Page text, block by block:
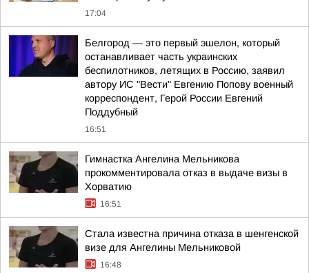
17:04
Белгород — это первый эшелон, который
останавливает часть украинских
беспилотников, летящих в Россию, заявил
автору ИС "Вести" Евгению Попову военный
корреспондент, Герой России Евгений
Поддубный
16:51
Гимнастка Ангелина Мельникова
прокомментировала отказ в выдаче визы в
Хорватию
16:51
Стала известна причина отказа в шенгенской
визе для Ангелины Мельниковой
16:48